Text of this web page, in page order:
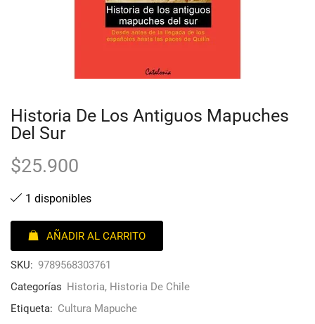
Historia De Los Antiguos Mapuches
Del Sur
$25.900
1 disponibles
AÑADIR AL CARRITO
SKU: 9789568303761
Categorías Historia, Historia De Chile
Etiqueta: Cultura Mapuche